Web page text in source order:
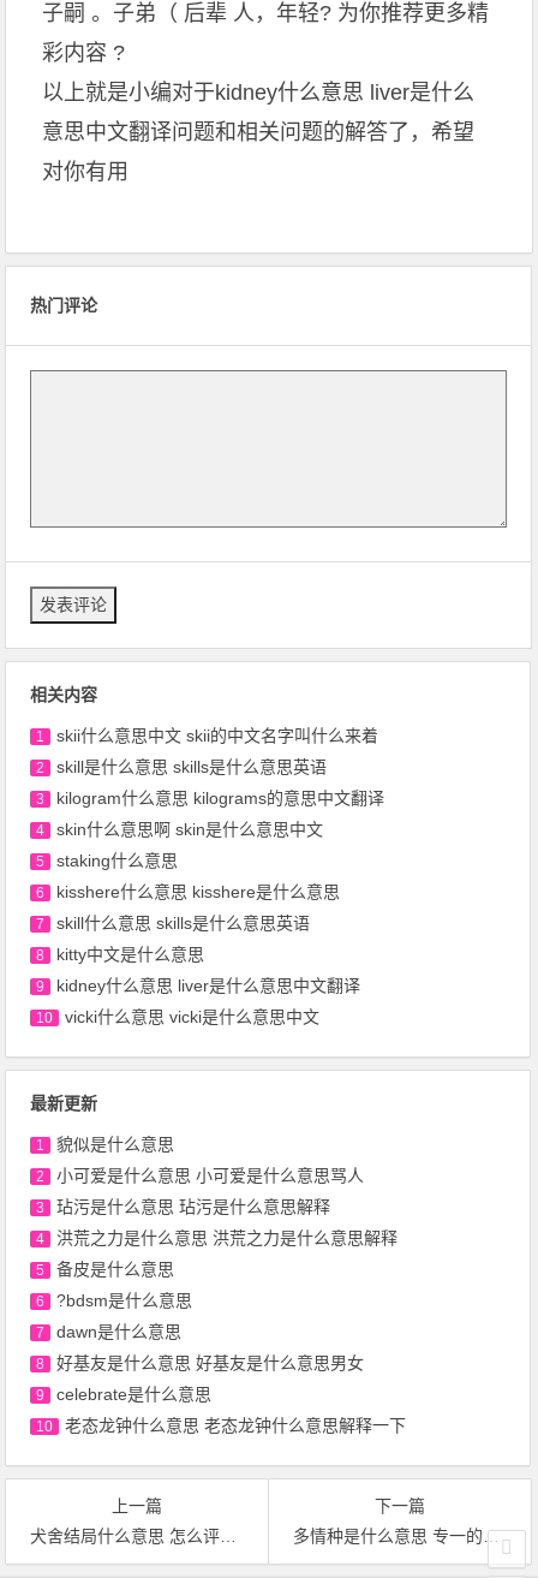
子嗣 。子弟（ 后辈 人，年轻? 为你推荐更多精
彩内容 ?
以上就是小编对于kidney什么意思 liver是什么
意思中文翻译问题和相关问题的解答了，希望
对你有用
热门评论
相关内容
1 skii什么意思中文 skii的中文名字叫什么来着
2 skill是什么意思 skills是什么意思英语
3 kilogram什么意思 kilograms的意思中文翻译
4 skin什么意思啊 skin是什么意思中文
5 staking什么意思
6 kisshere什么意思 kisshere是什么意思
7 skill什么意思 skills是什么意思英语
8 kitty中文是什么意思
9 kidney什么意思 liver是什么意思中文翻译
10 vicki什么意思 vicki是什么意思中文
最新更新
1 貌似是什么意思
2 小可爱是什么意思 小可爱是什么意思骂人
3 玷污是什么意思 玷污是什么意思解释
4 洪荒之力是什么意思 洪荒之力是什么意思解释
5 备皮是什么意思
6 ?bdsm是什么意思
7 dawn是什么意思
8 好基友是什么意思 好基友是什么意思男女
9 celebrate是什么意思
10 老态龙钟什么意思 老态龙钟什么意思解释一下
上一篇
犬舍结局什么意思 怎么评价日本电影《犬舍》的电影
下一篇
多情种是什么意思 专一的多情种是什么意思